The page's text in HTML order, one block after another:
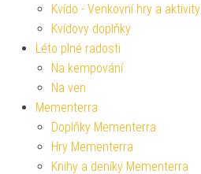
Kvído - Venkovní hry a aktivity
Kvídovy doplňky
Léto plné radosti
Na kempování
Na ven
Mementerra
Doplňky Mementerra
Hry Mementerra
Knihy a deníky Mementerra